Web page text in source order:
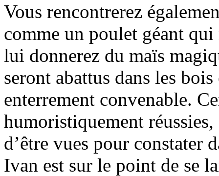
Vous rencontrerez
comme un poulet géant
lui donnerez du maïs
seront abattus dans les
enterrement convenable.
humoristiquement
d’être vues pour constater
Ivan est sur le point de se